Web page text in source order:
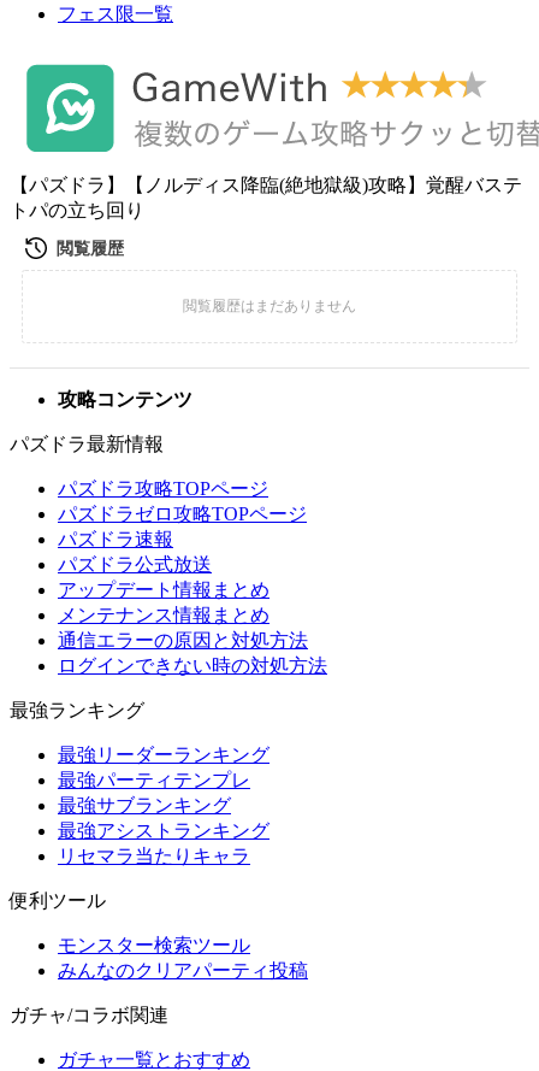
フェス限一覧
【パズドラ】【ノルディス降臨(絶地獄級)攻略】覚醒バステ
トパの立ち回り
攻略コンテンツ
パズドラ最新情報
パズドラ攻略TOPページ
パズドラゼロ攻略TOPページ
パズドラ速報
パズドラ公式放送
アップデート情報まとめ
メンテナンス情報まとめ
通信エラーの原因と対処方法
ログインできない時の対処方法
最強ランキング
最強リーダーランキング
最強パーティテンプレ
最強サブランキング
最強アシストランキング
リセマラ当たりキャラ
便利ツール
モンスター検索ツール
みんなのクリアパーティ投稿
ガチャ/コラボ関連
ガチャ一覧とおすすめ